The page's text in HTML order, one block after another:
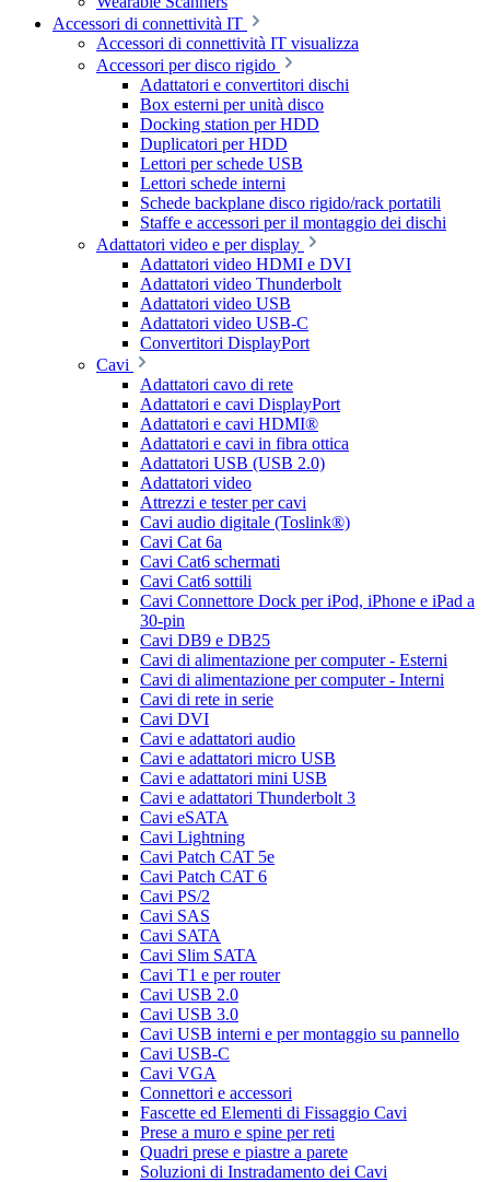
Accessori di connettività IT
Accessori di connettività IT visualizza
Accessori per disco rigido
Adattatori e convertitori dischi
Box esterni per unità disco
Docking station per HDD
Duplicatori per HDD
Lettori per schede USB
Lettori schede interni
Schede backplane disco rigido/rack portatili
Staffe e accessori per il montaggio dei dischi
Adattatori video e per display
Adattatori video HDMI e DVI
Adattatori video Thunderbolt
Adattatori video USB
Adattatori video USB-C
Convertitori DisplayPort
Cavi
Adattatori cavo di rete
Adattatori e cavi DisplayPort
Adattatori e cavi HDMI®
Adattatori e cavi in fibra ottica
Adattatori USB (USB 2.0)
Adattatori video
Attrezzi e tester per cavi
Cavi audio digitale (Toslink®)
Cavi Cat 6a
Cavi Cat6 schermati
Cavi Cat6 sottili
Cavi Connettore Dock per iPod, iPhone e iPad a
30-pin
Cavi DB9 e DB25
Cavi di alimentazione per computer - Esterni
Cavi di alimentazione per computer - Interni
Cavi di rete in serie
Cavi DVI
Cavi e adattatori audio
Cavi e adattatori micro USB
Cavi e adattatori mini USB
Cavi e adattatori Thunderbolt 3
Cavi eSATA
Cavi Lightning
Cavi Patch CAT 5e
Cavi Patch CAT 6
Cavi PS/2
Cavi SAS
Cavi SATA
Cavi Slim SATA
Cavi T1 e per router
Cavi USB 2.0
Cavi USB 3.0
Cavi USB interni e per montaggio su pannello
Cavi USB-C
Cavi VGA
Connettori e accessori
Fascette ed Elementi di Fissaggio Cavi
Prese a muro e spine per reti
Quadri prese e piastre a parete
Soluzioni di Instradamento dei Cavi